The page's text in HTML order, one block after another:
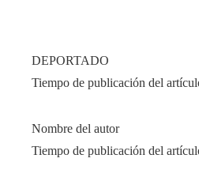
DEPORTADO
Tiempo de publicación del
Nombre del autor
Tiempo de publicación del